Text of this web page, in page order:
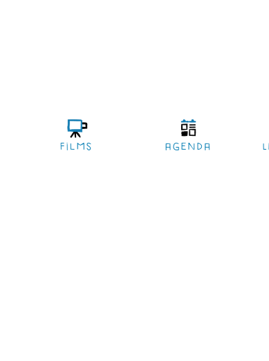
films agenda